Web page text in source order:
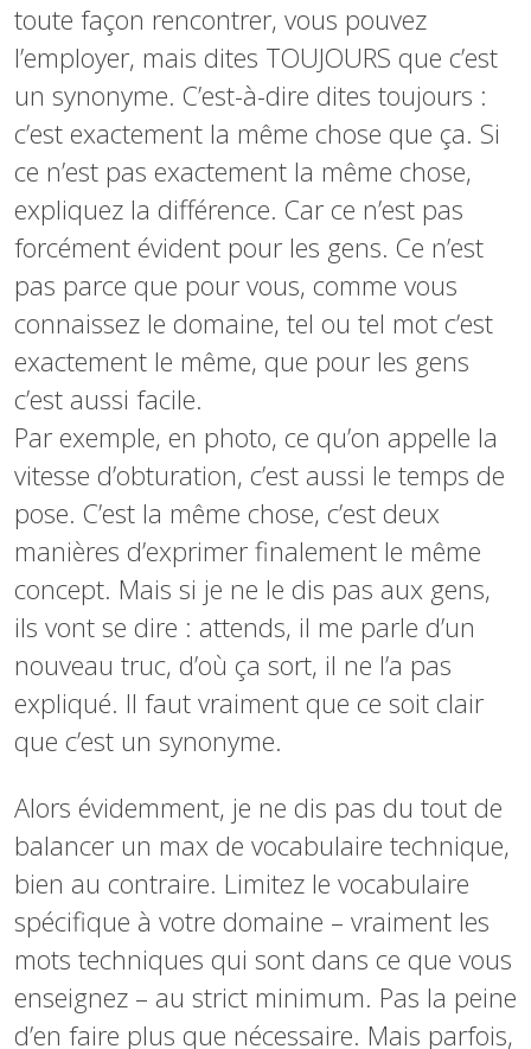
toute façon rencontrer, vous pouvez
l’employer, mais dites TOUJOURS que c’est
un synonyme. C’est-à-dire dites toujours :
c’est exactement la même chose que ça. Si
ce n’est pas exactement la même chose,
expliquez la différence. Car ce n’est pas
forcément évident pour les gens. Ce n’est
pas parce que pour vous, comme vous
connaissez le domaine, tel ou tel mot c’est
exactement le même, que pour les gens
c’est aussi facile.
Par exemple, en photo, ce qu’on appelle la
vitesse d’obturation, c’est aussi le temps de
pose. C’est la même chose, c’est deux
manières d’exprimer finalement le même
concept. Mais si je ne le dis pas aux gens,
ils vont se dire : attends, il me parle d’un
nouveau truc, d’où ça sort, il ne l’a pas
expliqué. Il faut vraiment que ce soit clair
que c’est un synonyme.
Alors évidemment, je ne dis pas du tout de
balancer un max de vocabulaire technique,
bien au contraire. Limitez le vocabulaire
spécifique à votre domaine – vraiment les
mots techniques qui sont dans ce que vous
enseignez – au strict minimum. Pas la peine
d’en faire plus que nécessaire. Mais parfois,